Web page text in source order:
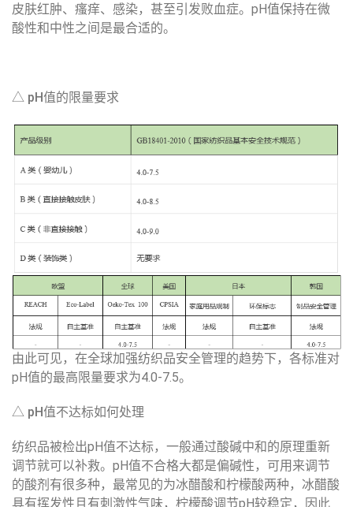
皮肤红肿、瘙痒、感染，甚至引发败血症。pH值保持在微
酸性和中性之间是最合适的。
△ pH值的限量要求
由此可见，在全球加强纺织品安全管理的趋势下，各标准对
pH值的最高限量要求为4.0-7.5。
△ pH值不达标如何处理
纺织品被检出pH值不达标，一般通过酸碱中和的原理重新
调节就可以补救。pH值不合格大都是偏碱性，可用来调节
的酸剂有很多种，最常见的为冰醋酸和柠檬酸两种，冰醋酸
具有挥发性且有刺激性气味，柠檬酸调节pH较稳定，因此